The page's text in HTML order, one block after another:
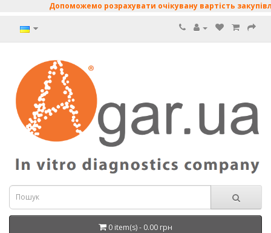
Допоможемо розрахувати очікувану вартість
0 item(s) - 0.00 грн